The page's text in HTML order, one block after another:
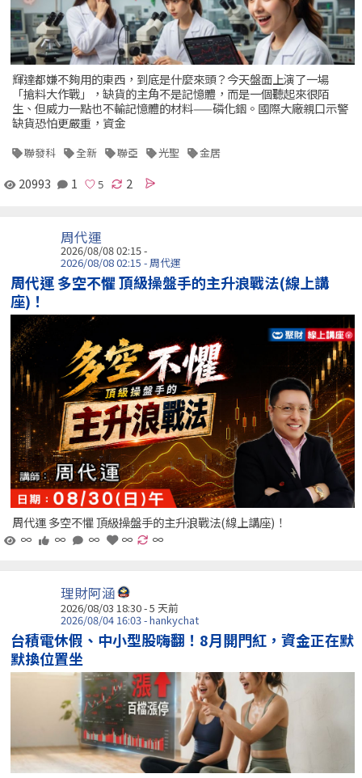
輝達都嫌不夠用的東西，到底是什麼來頭？今天盤面上演了一場
「搶料大作戰」，缺貨的主角不是記憶體，而是一個聽起來很陌
生、但威力一點也不輸記憶體的材料——磷化銦。國際大廠親口示警
缺貨恐怕更嚴重，資金
聯發科 全新 聯亞 光聖 金居
20993 1 2
周代運
2026/08/08 02:15 -
2026/08/08 02:15 - 周代運
周代運 多空不懼 頂級操盤手的主升浪戰法(線上講
座)！
周代運 多空不懼 頂級操盤手的主升浪戰法(線上講座)！
∞
∞ ∞ ∞ ∞
理財阿涵
2026/08/03 18:30 - 5 天前
2026/08/04 16:03 - hankychat
台積電休假、中小型股嗨翻！8月開門紅，資金正在默
默換位置坐